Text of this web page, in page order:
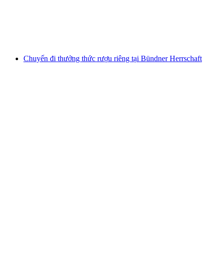
Chuyến đi thưởng thức rượu riêng tại Bündner Herrschaft